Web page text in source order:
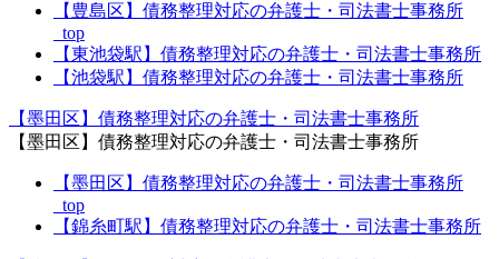
【豊島区】債務整理対応の弁護士・司法書士事務所
_top
【東池袋駅】債務整理対応の弁護士・司法書士事務所
【池袋駅】債務整理対応の弁護士・司法書士事務所
【墨田区】債務整理対応の弁護士・司法書士事務所
【墨田区】債務整理対応の弁護士・司法書士事務所
【墨田区】債務整理対応の弁護士・司法書士事務所
_top
【錦糸町駅】債務整理対応の弁護士・司法書士事務所